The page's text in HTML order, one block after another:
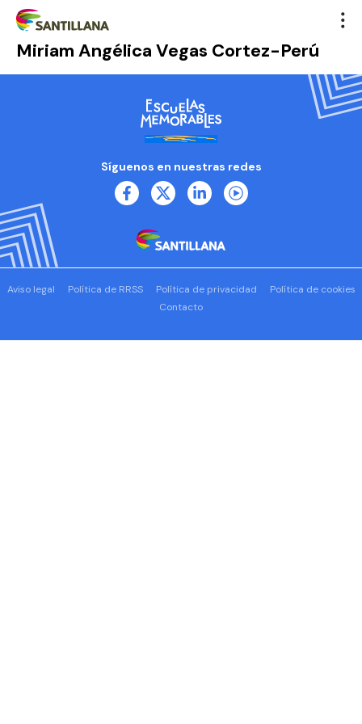
Miriam Angélica Vegas Cortez-Perú
Síguenos en nuestras redes
Aviso legal Política de RRSS Política de privacidad
Política de cookies
Contacto